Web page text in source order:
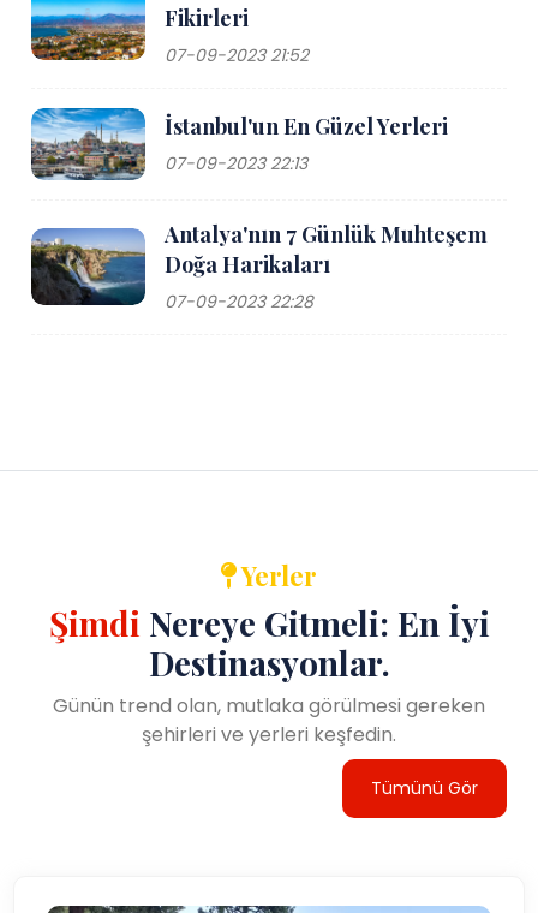
Fikirleri
07-09-2023 21:52
İstanbul'un En Güzel Yerleri
07-09-2023 22:13
Antalya'nın 7 Günlük Muhteşem
Doğa Harikaları
07-09-2023 22:28
Yerler
Şimdi Nereye Gitmeli: En İyi
Destinasyonlar.
Günün trend olan, mutlaka görülmesi gereken
şehirleri ve yerleri keşfedin.
Tümünü Gör